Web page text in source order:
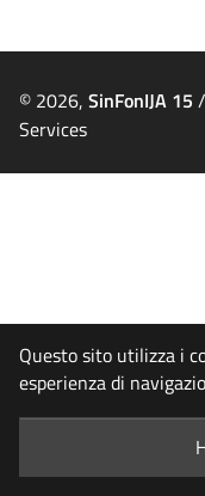
Questo sito utilizza i
esperienza di
© 2026, SinFonIJA 15
Services